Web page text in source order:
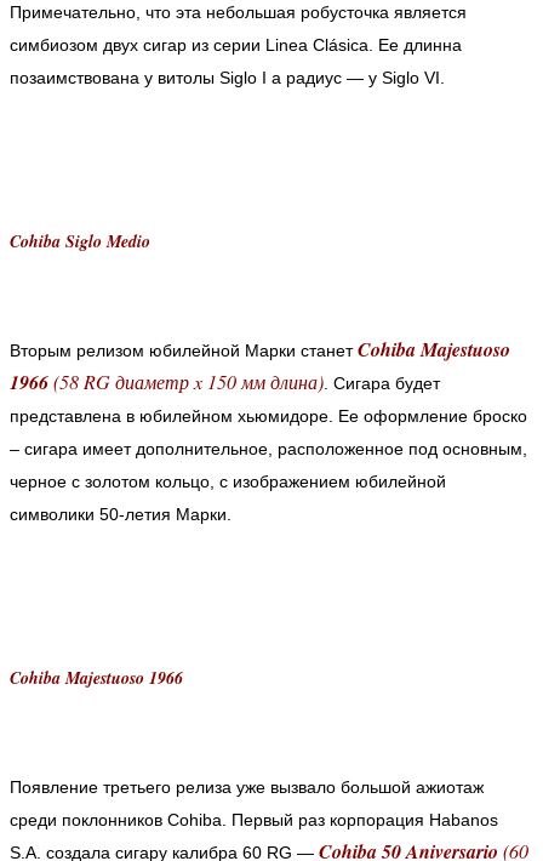
Примечательно, что эта небольшая робусточка является
симбиозом двух сигар из серии Linea Clásica. Ее длинна
позаимствована у витолы Siglo I а радиус — у Siglo VI.
Cohiba Siglo Medio
Вторым релизом юбилейной Марки станетCohiba Majestuoso
1966(58 RG диаметр x 150 мм длина) . Сигара будет
представлена в юбилейном хьюмидоре. Ее оформление броско
– сигара имеет дополнительное, расположенное под основным,
черное с золотом кольцо, с изображением юбилейной
символики 50-летия Марки.
Cohiba Majestuoso 1966
Появление третьего релиза уже вызвало большой ажиотаж
среди поклонников Cohiba. Первый раз корпорация Habanos
S.A. создала сигару калибра 60 RG — Cohiba 50 Aniversario (60